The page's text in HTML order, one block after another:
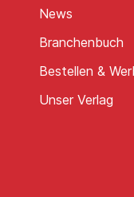
News
Branchenbuch
Bestellen &
Unser Verlag